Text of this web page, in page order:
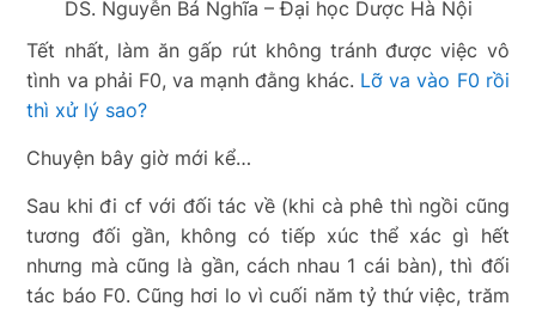
DS. Nguyễn Bá Nghĩa – Đại học Dược Hà Nội
Tết nhất, làm ăn gấp rút không tránh được việc vô
tình va phải F0, va mạnh đằng khác. Lỡ va vào F0 rồi
thì xử lý sao?
Chuyện bây giờ mới kể…
Sau khi đi cf với đối tác về (khi cà phê thì ngồi cũng
tương đối gần, không có tiếp xúc thể xác gì hết
nhưng mà cũng là gần, cách nhau 1 cái bàn), thì đối
tác báo F0. Cũng hơi lo vì cuối năm tỷ thứ việc, trăm